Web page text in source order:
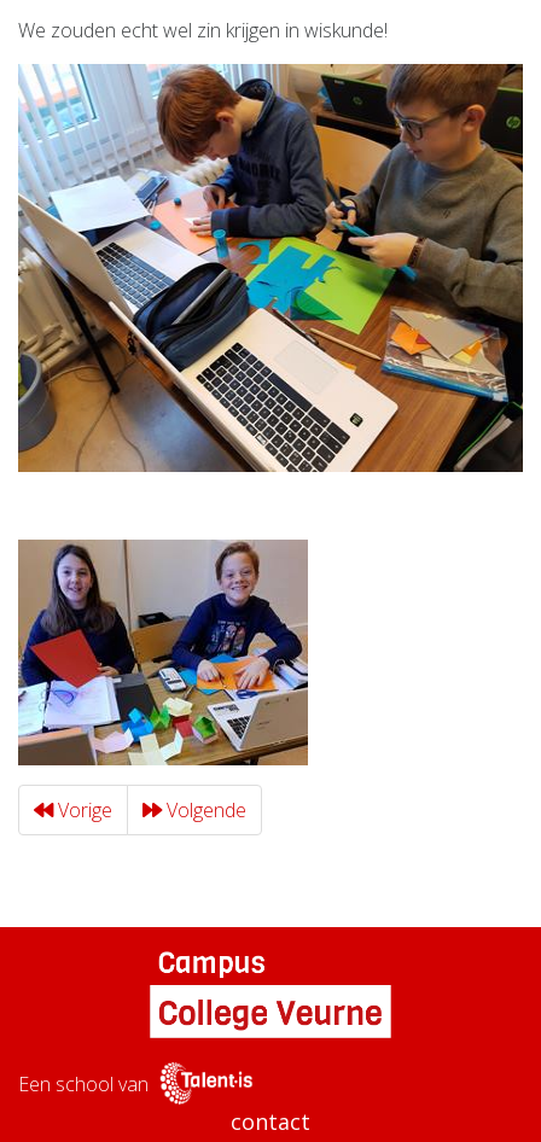
We zouden echt wel zin krijgen in wiskunde!
Vorige Volgende
Een school van
contact